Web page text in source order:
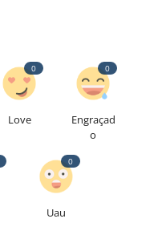
Love
0
Engraçad
o
0
Uau
0